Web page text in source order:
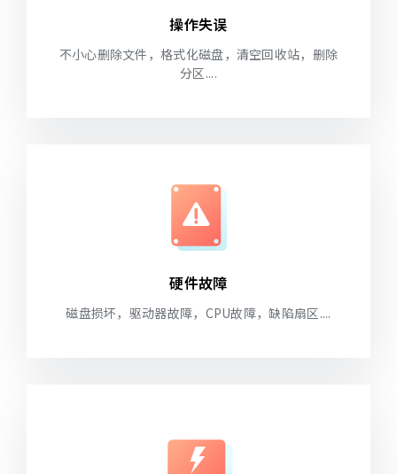
操作失误
不小心删除文件，格式化磁盘，清空回收站，删除
分区....
硬件故障
磁盘损坏，驱动器故障，CPU故障，缺陷扇区....